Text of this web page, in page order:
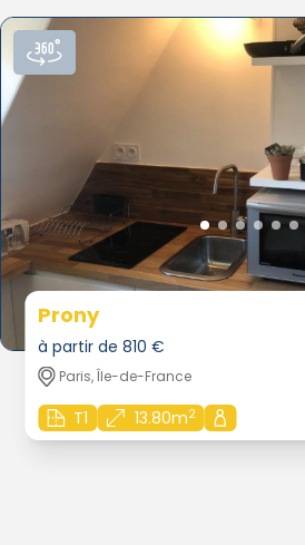
Prony
à partir de 810 €
Paris, Île-de-France
T1 13.80m2